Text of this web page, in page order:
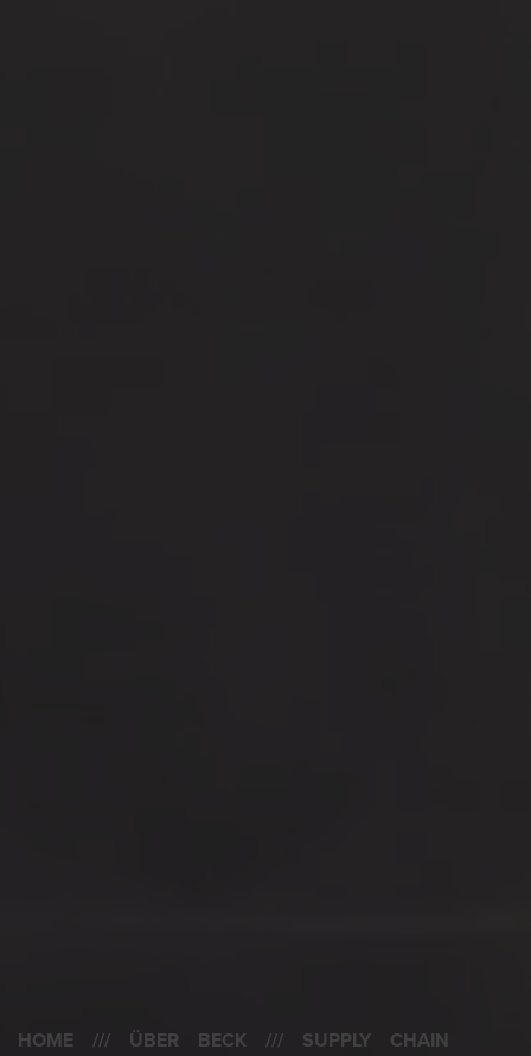
HOME /// ÜBER BECK /// SUPPLY CHAIN